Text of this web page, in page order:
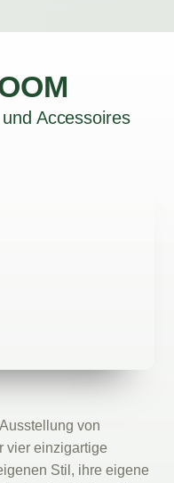
Accessoires
von
vier einzigartige
Stil, ihre eigene